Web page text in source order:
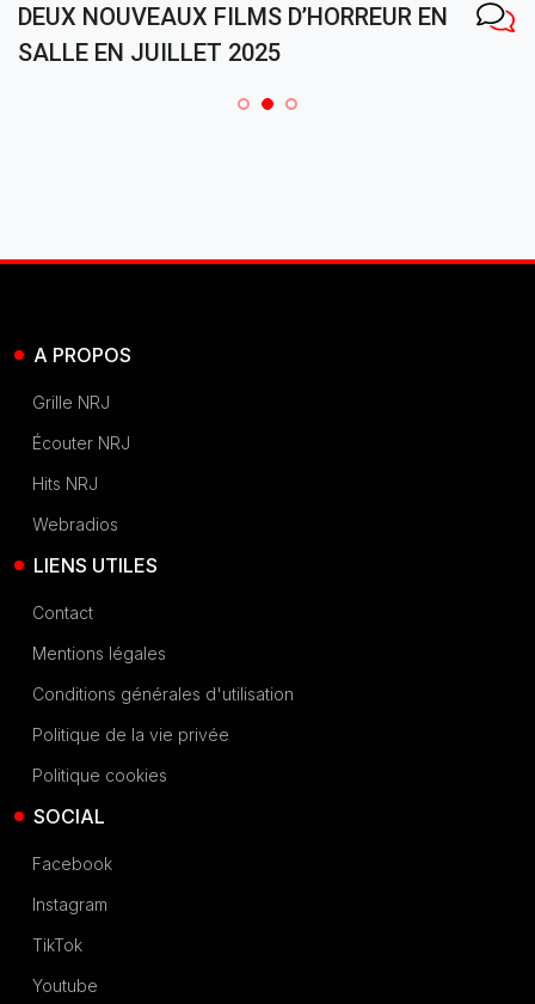
DEUX NOUVEAUX FILMS D’HORREUR EN
SALLE EN JUILLET 2025
A PROPOS
Grille NRJ
Écouter NRJ
Hits NRJ
Webradios
LIENS UTILES
Contact
Mentions légales
Conditions générales d'utilisation
Politique de la vie privée
Politique cookies
SOCIAL
Facebook
Instagram
TikTok
Youtube